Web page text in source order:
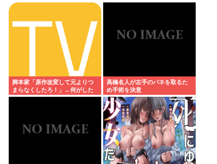
脚本家「原作改変して元よりつ
まらなくしたろ！」←何がした
いの？
高橋名人が左手のバネを取るた
め手術を決意